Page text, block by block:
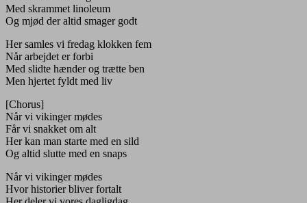
Med skrammet linoleum
Og mjød der altid smager godt
Her samles vi fredag klokken fem
Når arbejdet er forbi
Med slidte hænder og trætte ben
Men hjertet fyldt med liv
[Chorus]
Når vi vikinger mødes
Får vi snakket om alt
Her kan man starte med en sild
Og altid slutte med en snaps
Når vi vikinger mødes
Hvor historier bliver fortalt